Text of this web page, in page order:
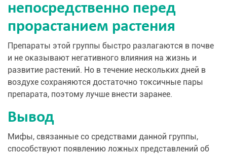
непосредственно перед
прорастанием растения
Препараты этой группы быстро разлагаются в почве
и не оказывают негативного влияния на жизнь и
развитие растений. Но в течение нескольких дней в
воздухе сохраняются достаточно токсичные пары
препарата, поэтому лучше внести заранее.
Вывод
Мифы, связанные со средствами данной группы,
способствуют появлению ложных представлений об